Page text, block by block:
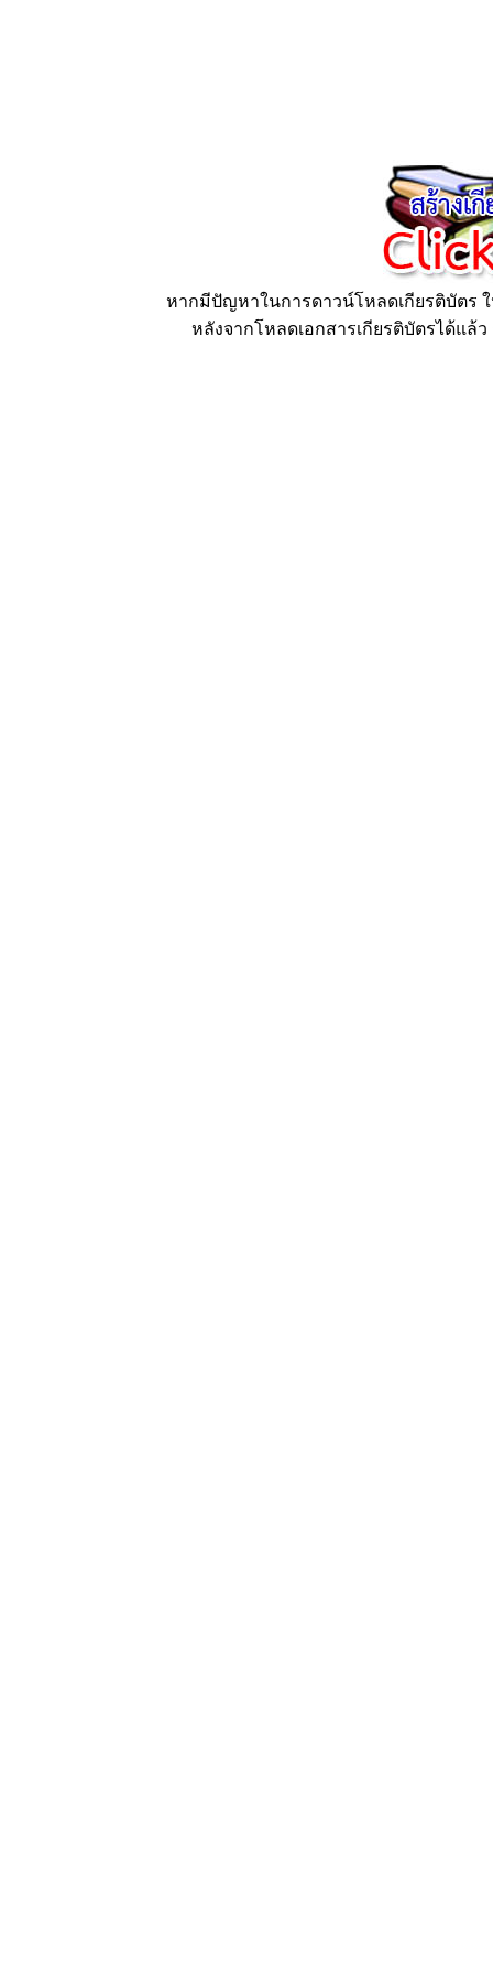
หากมีปัญหาในการดาวน์โหลดเกียรติบัตร
หลังจากโหลดเอกสารเกียรติบัตรได้แล้